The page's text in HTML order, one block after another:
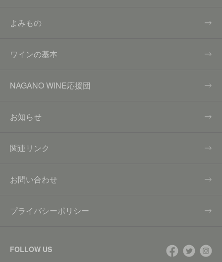
よみもの
ワインの基本
NAGANO WINE応援団
お知らせ
関連リンク
お問い合わせ
プライバシーポリシー
FOLLOW US